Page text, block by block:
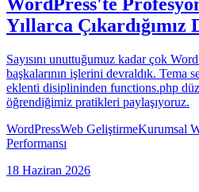
WordPress'te
Yıllarca Çıkardığımız
Sayısını unuttuğumuz kadar çok
başkalarının işlerini devraldık. Tema
eklenti disiplininden functions.php
öğrendiğimiz pratikleri paylaşıyoruz.
WordPressWeb GeliştirmeKurumsal
Performansı
18 Haziran 2026